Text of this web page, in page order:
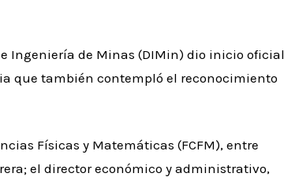
Ingeniería de Minas (DIMin) dio inicio oficial
que también contempló el reconocimiento
Físicas y Matemáticas (FCFM), entre
el director económico y administrativo,